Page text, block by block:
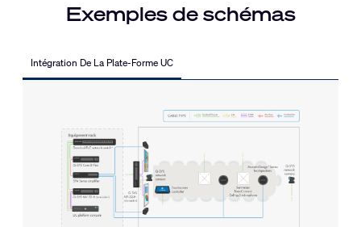
Exemples de schémas
Intégration De La Plate-Forme UC